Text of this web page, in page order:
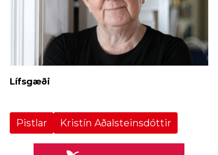
Lífsgæði
Pistlar Kristín Aðalsteinsdóttir